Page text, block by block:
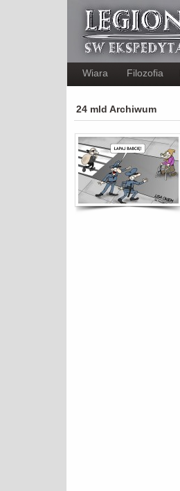
Wiara Filozofia
24 mld Archiwum